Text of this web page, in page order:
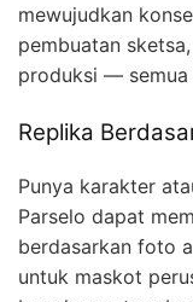
mewujudkan
pembuatan
produksi — semua
Replika
Punya karakter
Parselo dapat
berdasarkan foto
untuk maskot